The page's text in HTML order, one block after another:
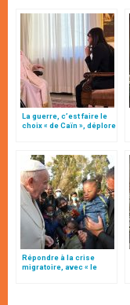
La guerre, c’est faire le
choix « de Caïn », déplore
Répondre à la crise
migratoire, avec « le